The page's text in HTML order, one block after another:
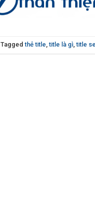
Tagged thẻ title, title là gì, title